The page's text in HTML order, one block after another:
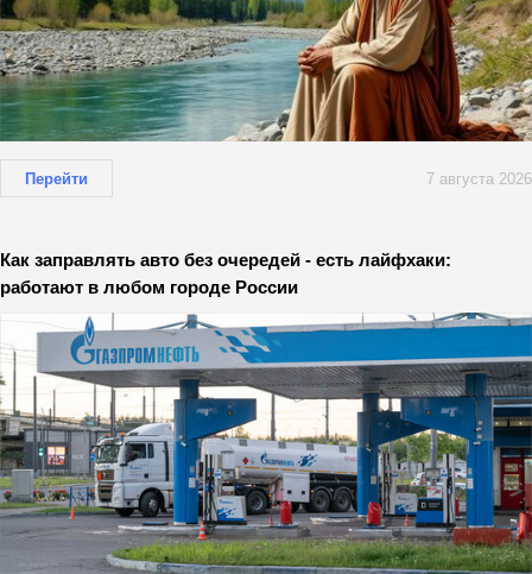
Перейти 7 августа 2026
Как заправлять авто без очередей - есть лайфхаки:
работают в любом городе России